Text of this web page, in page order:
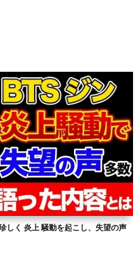
しく 炎上 騒動を起こし、失望の声